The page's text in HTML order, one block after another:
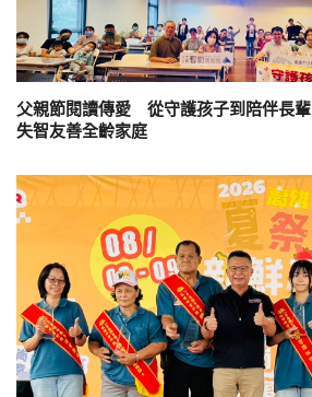
父親節閱讀傳愛 從守護孩子到陪伴長
失智友善全齡家庭